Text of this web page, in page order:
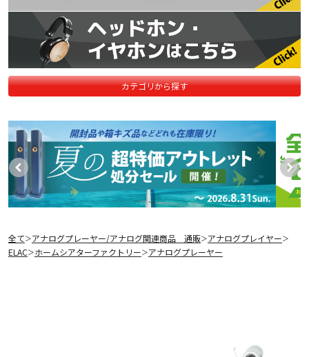
カテゴリから探す
全て＞アナログプレーヤー/アナログ関連商品 通販＞アナログプレイヤー＞
ELAC＞ホームシアターファクトリー＞アナログプレーヤー